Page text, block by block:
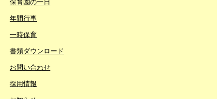
保育園の一日
年間行事
一時保育
書類ダウンロード
お問い合わせ
採用情報